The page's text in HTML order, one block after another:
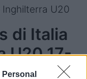
Inghilterra U20
di Italia
U20 17-